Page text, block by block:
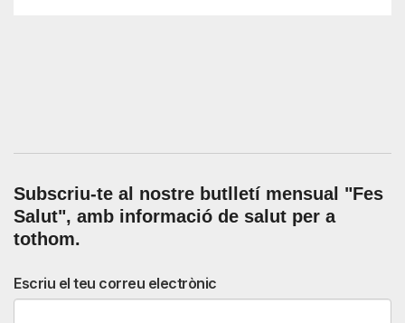
Subscriu-te al nostre butlletí mensual "Fes
Salut", amb informació de salut per a
tothom.
Escriu el teu correu electrònic